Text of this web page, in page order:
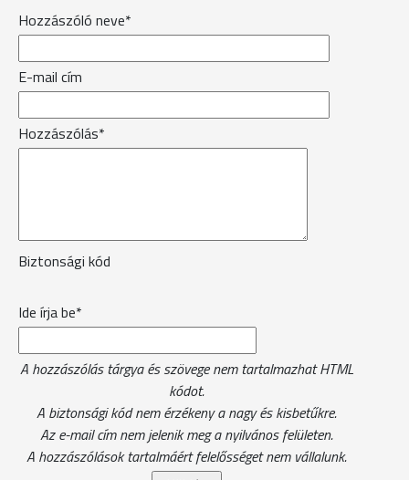
Hozzászóló neve*
E-mail cím
Hozzászólás*
Biztonsági kód
Ide írja be*
A hozzászólás tárgya és szövege nem tartalmazhat HTML
kódot.
A biztonsági kód nem érzékeny a nagy és kisbetűkre.
Az e-mail cím nem jelenik meg a nyilvános felületen.
A hozzászólások tartalmáért felelősséget nem vállalunk.